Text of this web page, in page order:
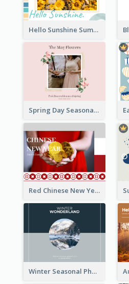
Hello Sunshine Summer Holidays Seasonal Photo Book
Spring Day Seasonal Photo Book
Red Chinese New Year Seasonal Photo Book
Winter Seasonal Photo Book